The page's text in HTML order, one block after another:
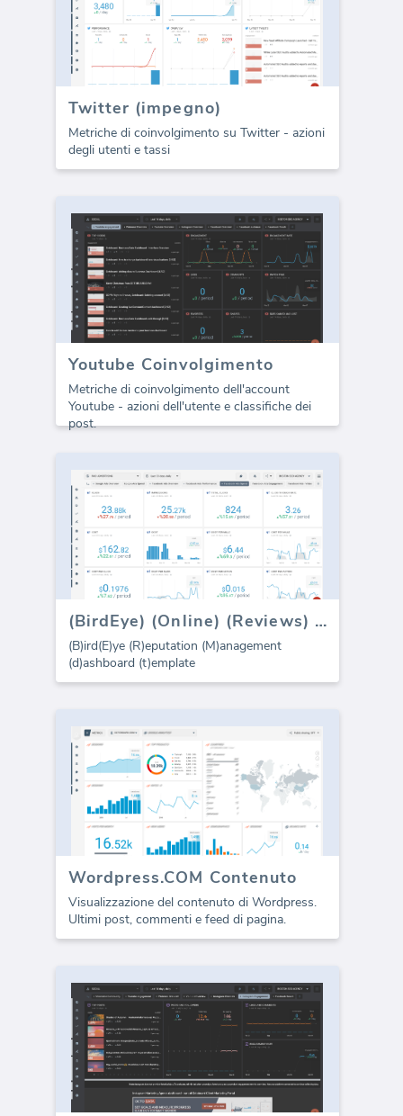
Twitter (impegno)
Metriche di coinvolgimento su Twitter - azioni
degli utenti e tassi
Youtube Coinvolgimento
Metriche di coinvolgimento dell'account
Youtube - azioni dell'utente e classifiche dei
post.
(BirdEye) (Online) (Reviews) (dashboard)
(B)ird(E)ye (R)eputation (M)anagement
(d)ashboard (t)emplate
Wordpress.COM Contenuto
Visualizzazione del contenuto di Wordpress.
Ultimi post, commenti e feed di pagina.